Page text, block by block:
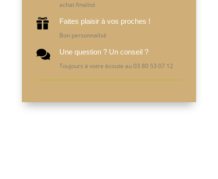
achat finalisé

Faites plaisir à vos proches !
Bon personnalisé

Une question ? Un conseil ?
Toujours à votre écoute au 03 80 53 07 12